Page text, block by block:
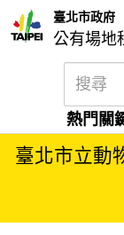
臺北市政府
公有場地
熱門關
臺北市立動